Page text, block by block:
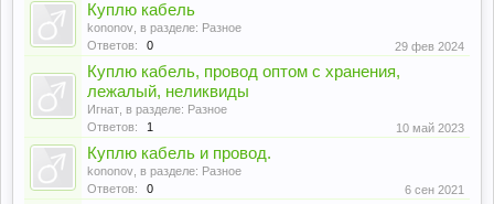
Куплю кабель
kononov , в разделе: Разное
Ответов:
0 29 фев 2024
Куплю кабель, провод оптом с хранения,
лежалый, неликвиды
Игнат , в разделе: Разное
Ответов:
1 10 май 2023
Куплю кабель и провод.
kononov , в разделе: Разное
Ответов:
0 6 сен 2021